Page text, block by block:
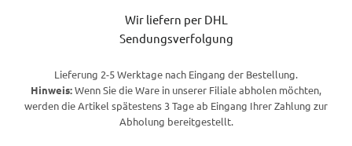
Wir liefern per DHL
Sendungsverfolgung
Lieferung 2-5 Werktage nach Eingang der Bestellung.
Hinweis:Wenn Sie die Ware in unserer Filiale abholen möchten,
werden die Artikel spätestens 3 Tage ab Eingang Ihrer Zahlung zur
Abholung bereitgestellt.